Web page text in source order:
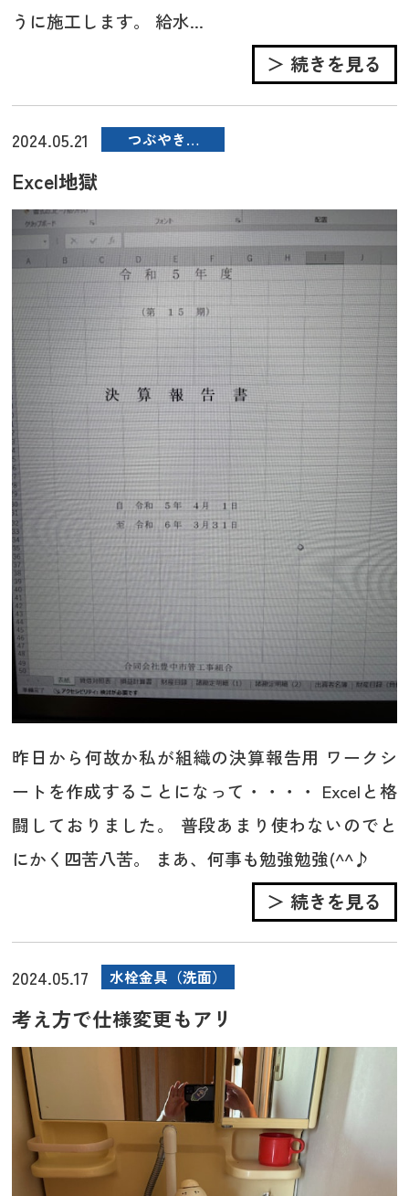
うに施工します。 給水...
＞ 続きを見る
2024.05.21 つぶやき…
Excel地獄
昨日から何故か私が組織の決算報告用 ワークシ
ートを作成することになって・・・・ Excelと格
闘しておりました。 普段あまり使わないのでと
にかく四苦八苦。 まあ、何事も勉強勉強(^^♪
＞ 続きを見る
2024.05.17 水栓金具（洗面）
考え方で仕様変更もアリ